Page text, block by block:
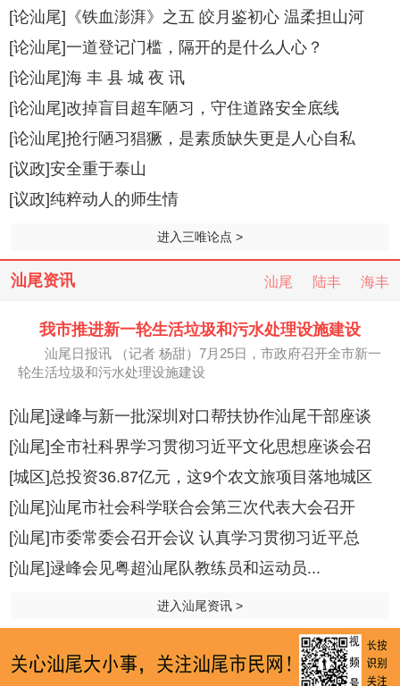
[论汕尾]《铁血澎湃》之五 皎月鉴初心 温柔担山河
[论汕尾]一道登记门槛，隔开的是什么人心？
[论汕尾]海 丰 县 城 夜 讯
[论汕尾]改掉盲目超车陋习，守住道路安全底线
[论汕尾]抢行陋习猖獗，是素质缺失更是人心自私
[议政]安全重于泰山
[议政]纯粹动人的师生情
进入三唯论点 >
汕尾资讯 汕尾 陆丰 海丰
我市推进新一轮生活垃圾和污水处理设施建设
汕尾日报讯 （记者 杨甜）7月25日，市政府召开全市新一
轮生活垃圾和污水处理设施建设
[汕尾]逯峰与新一批深圳对口帮扶协作汕尾干部座谈
[汕尾]全市社科界学习贯彻习近平文化思想座谈会召
[城区]总投资36.87亿元，这9个农文旅项目落地城区
[汕尾]汕尾市社会科学联合会第三次代表大会召开
[汕尾]市委常委会召开会议 认真学习贯彻习近平总
[汕尾]逯峰会见粤超汕尾队教练员和运动员...
进入汕尾资讯 >